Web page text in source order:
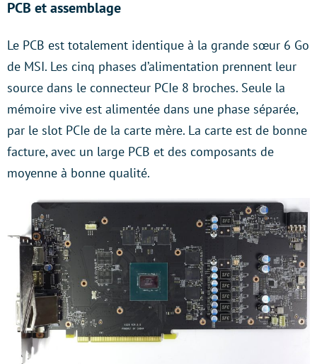
PCB et assemblage
Le PCB est totalement identique à la grande sœur 6 Go
de MSI. Les cinq phases d’alimentation prennent leur
source dans le connecteur PCIe 8 broches. Seule la
mémoire vive est alimentée dans une phase séparée,
par le slot PCIe de la carte mère. La carte est de bonne
facture, avec un large PCB et des composants de
moyenne à bonne qualité.